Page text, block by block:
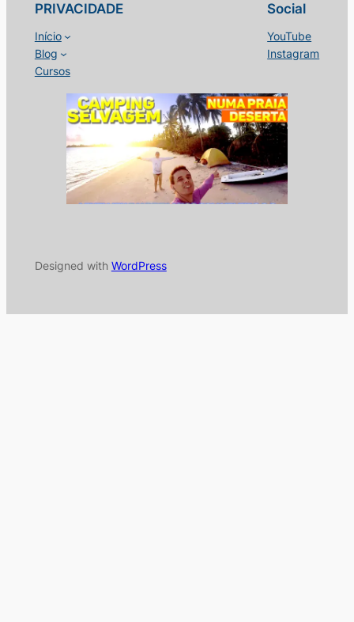
PRIVACIDADE
Início
Blog
Cursos
Social
YouTube
Instagram
Designed with WordPress